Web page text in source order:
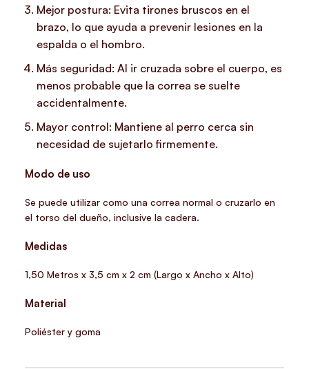
Mejor postura: Evita tirones bruscos en el
brazo, lo que ayuda a prevenir lesiones en la
espalda o el hombro.
Más seguridad: Al ir cruzada sobre el cuerpo, es
menos probable que la correa se suelte
accidentalmente.
Mayor control: Mantiene al perro cerca sin
necesidad de sujetarlo firmemente.
Modo de uso
Se puede utilizar como una correa normal o cruzarlo en
el torso del dueño, inclusive la cadera.
Medidas
1,50 Metros x 3,5 cm x 2 cm (Largo x Ancho x Alto)
Material
Poliéster y goma